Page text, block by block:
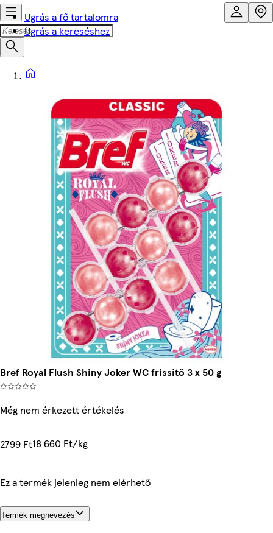
Ugrás a fő tartalomra
Ugrás a kereséshez
Bref Royal Flush Shiny Joker WC frissítő 3 x 50 g
Még nem érkezett értékelés
2799 Ft18 660 Ft/kg
Ez a termék jelenleg nem elérhető
Termék megnevezés